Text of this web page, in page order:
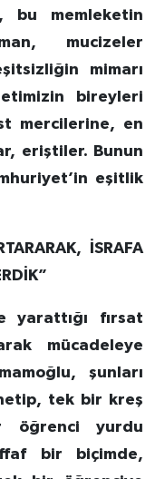
bu memleketin
mucizeler
mimarı
bireyleri
mercilerine, en
eriştiler. Bunun
eşitlik
İSRAFA
yarattığı fırsat
mücadeleye
şunları
tek bir kreş
öğrenci yurdu
bir biçimde,